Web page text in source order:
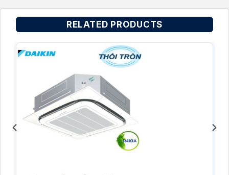
RELATED PRODUCTS